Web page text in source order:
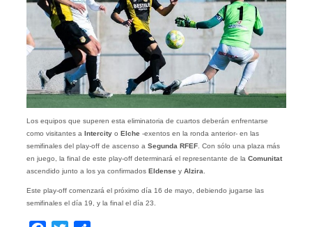
Los equipos que superen esta eliminatoria de cuartos deberán enfrentarse
como visitantes a Intercity o Elche -exentos en la ronda anterior- en las
semifinales del play-off de ascenso a Segunda RFEF. Con sólo una plaza más
en juego, la final de este play-off determinará el representante de la Comunitat
ascendido junto a los ya confirmados Eldense y Alzira
Este play-off comenzará el próximo día 16 de mayo, debiendo jugarse las
semifinales el día 19, y la final el día 23.